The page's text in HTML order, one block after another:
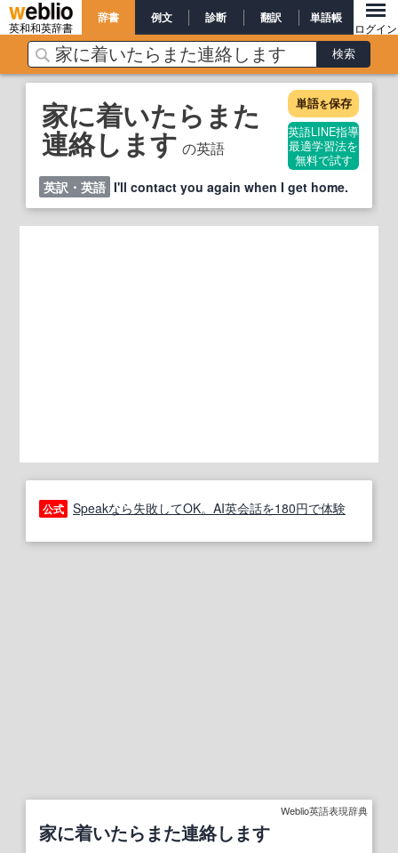
英和和英辞書
辞書 例文 診断 翻訳 単語帳
ログイン
家に着いたらまた
連絡します の英語
単語を保存
英語LINE指導
最適学習法を
無料で試す
英訳・英語 I'll contact you again when I get home.
公式 Speakなら失敗してOK。AI英会話を180円で体験
Weblio英語表現辞典
家に着いたらまた連絡します